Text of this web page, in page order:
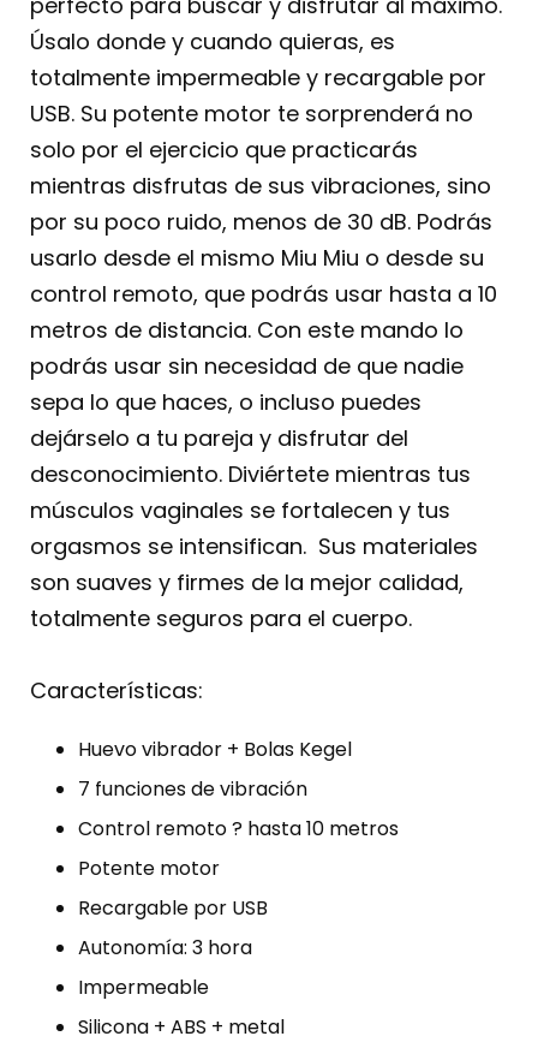
Úsalo donde y cuando quieras, es
totalmente impermeable y recargable por
USB. Su potente motor te sorprenderá no
solo por el ejercicio que practicarás
mientras disfrutas de sus vibraciones, sino
por su poco ruido, menos de 30 dB. Podrás
usarlo desde el mismo Miu Miu o desde su
control remoto, que podrás usar hasta a 10
metros de distancia. Con este mando lo
podrás usar sin necesidad de que nadie
sepa lo que haces, o incluso puedes
dejárselo a tu pareja y disfrutar del
desconocimiento. Diviértete mientras tus
músculos vaginales se fortalecen y tus
orgasmos se intensifican. Sus materiales
son suaves y firmes de la mejor calidad,
totalmente seguros para el cuerpo.
Características:
Huevo vibrador + Bolas Kegel
7 funciones de vibración
Control remoto ? hasta 10 metros
Potente motor
Recargable por USB
Autonomía: 3 hora
Impermeable
Silicona + ABS + metal